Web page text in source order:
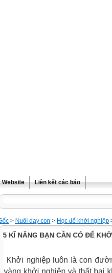
Website Liên kết các báo
> Nuôi dạy con > Học để khởi nghiệp
5 KĨ NĂNG BẠN CẦN CÓ ĐỂ
Khởi nghiệp luôn là con
vàng khởi nghiệp và thất bại